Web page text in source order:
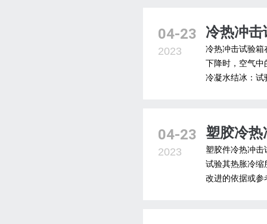
04-23
2023
冷热冲击
冷热冲击试验箱
下降时，空气中
冷凝水结冰：试
04-23
2023
塑胶冷热
塑胶件冷热冲
试验其热胀冷缩
改进的依据或参